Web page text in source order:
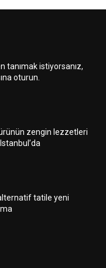
tanımak istiyorsanız,
oturun.
zengin lezzetleri
tatile yeni